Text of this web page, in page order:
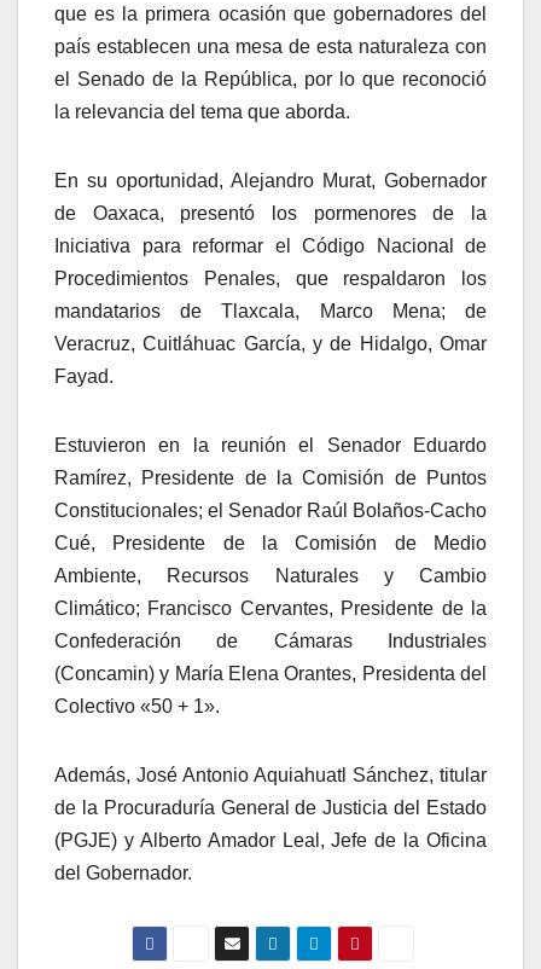
que es la primera ocasión que gobernadores del
país establecen una mesa de esta naturaleza con
el Senado de la República, por lo que reconoció
la relevancia del tema que aborda.
En su oportunidad, Alejandro Murat, Gobernador
de Oaxaca, presentó los pormenores de la
Iniciativa para reformar el Código Nacional de
Procedimientos Penales, que respaldaron los
mandatarios de Tlaxcala, Marco Mena; de
Veracruz, Cuitláhuac García, y de Hidalgo, Omar
Fayad.
Estuvieron en la reunión el Senador Eduardo
Ramírez, Presidente de la Comisión de Puntos
Constitucionales; el Senador Raúl Bolaños-Cacho
Cué, Presidente de la Comisión de Medio
Ambiente, Recursos Naturales y Cambio
Climático; Francisco Cervantes, Presidente de la
Confederación de Cámaras Industriales
(Concamin) y María Elena Orantes, Presidenta del
Colectivo «50 + 1».
Además, José Antonio Aquiahuatl Sánchez, titular
de la Procuraduría General de Justicia del Estado
(PGJE) y Alberto Amador Leal, Jefe de la Oficina
del Gobernador.